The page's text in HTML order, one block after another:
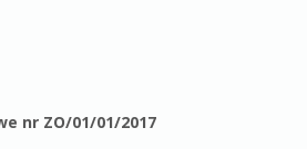
nr ZO/01/01/2017